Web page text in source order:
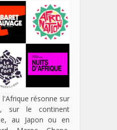
résonne sur
sur le continent
au Japon ou en